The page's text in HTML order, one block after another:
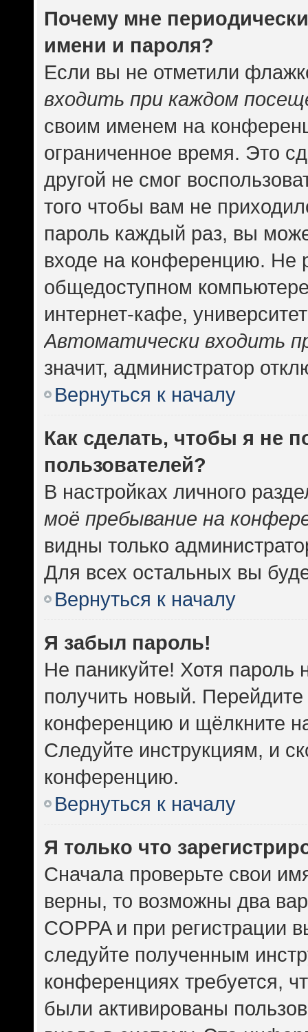
Почему мне
имени и пароля?
Если вы не отметили
входить при каждом
своим именем на
ограниченное время. Это
другой не смог
того чтобы вам не
пароль каждый раз, вы
входе на конференцию. Не
общедоступном
интернет-кафе,
Автоматически входить
значит, администратор
Вернуться к началу
Как сделать, чтобы я не
пользователей?
В настройках личного
моё пребывание на
видны только
Для всех остальных вы
Вернуться к началу
Я забыл пароль!
Не паникуйте! Хотя пароль
получить новый.
конференцию и щёлкните
Следуйте инструкциям, и
конференцию.
Вернуться к началу
Я только что
Сначала проверьте свои
верны, то возможны два
COPPA и при регистрации
следуйте полученным
конференциях требуется,
были активированы